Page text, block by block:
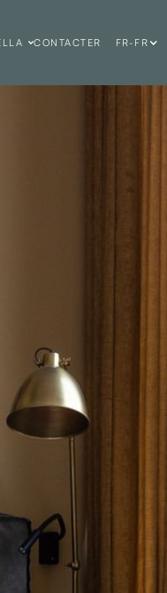
CONTACTER FR-FR